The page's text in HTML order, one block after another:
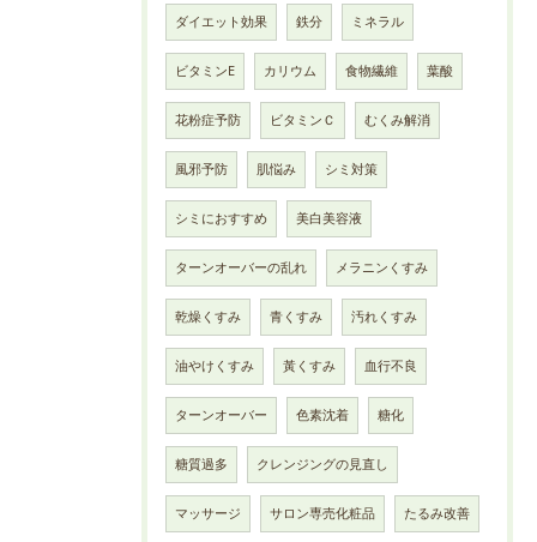
ダイエット効果 鉄分 ミネラル
ビタミンE カリウム 食物繊維 葉酸
花粉症予防 ビタミンＣ むくみ解消
風邪予防 肌悩み シミ対策
シミにおすすめ 美白美容液
ターンオーバーの乱れ メラニンくすみ
乾燥くすみ 青くすみ 汚れくすみ
油やけくすみ 黃くすみ 血行不良
ターンオーバー 色素沈着 糖化
糖質過多 クレンジングの見直し
マッサージ サロン専売化粧品 たるみ改善